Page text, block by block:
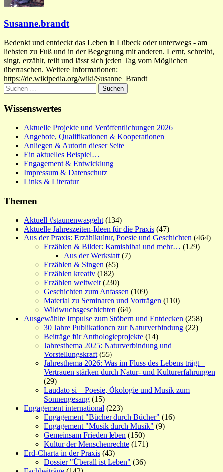
Susanne.brandt
Bedenkt und entdeckt das Leben in Lübeck oder unterwegs - am
liebsten zu Fuß und in der Begegnung mit anderen. Lernt, schreibt,
singt, erzählt, teilt und lässt sich jeden Tag vom Möglichen
überraschen. Weitere Informationen:
https://de.wikipedia.org/wiki/Susanne_Brandt
Suchen
nach:
Wissenswertes
Aktuelle Projekte und Veröffentlichungen 2026
Angebote, Qualifikationen & Kooperationen
Anliegen & Autorin dieser Seite
Ein aktuelles Beispiel…
Engagement & Entwicklung
Impressum & Datenschutz
Links & Literatur
Themen
Aktuell #staunenwasgeht (134)
Aktuelle Jahreszeiten-Ideen für die Praxis (47)
Aus der Praxis: Erzählkultur, Poesie und Geschichten (464)
Erzählen & Bilder: Kamishibai und mehr… (129)
Aus der Werkstatt (7)
Erzählen & Singen (85)
Erzählen kreativ (182)
Erzählen weltweit (230)
Geschichten zum Anfassen (109)
Material zu Seminaren und Vorträgen (110)
Wildwuchsgeschichten (64)
Ausgewählte Impulse zum Stöbern und Entdecken (258)
30 Jahre Publikationen zur Naturverbindung (22)
Beiträge für Anthologieprojekte (14)
Jahresthema 2025: Naturverbindung und
Vorstellungskraft (55)
Jahresthema 2026: Was im Fluss des Lebens trägt –
Vertrauen stärken durch Natur- und Kulturerfahrungen
(29)
Laudato si – Poesie, Ökologie und Musik zum
Sonnengesang (15)
Engagement international (223)
Engagement "Bücher durch Bücher" (16)
Engagement "Musik durch Musik" (9)
Gemeinsam Frieden leben (150)
Kultur der Menschenrechte (171)
Erd-Charta in der Praxis (43)
Dossier "Überall ist Leben" (36)